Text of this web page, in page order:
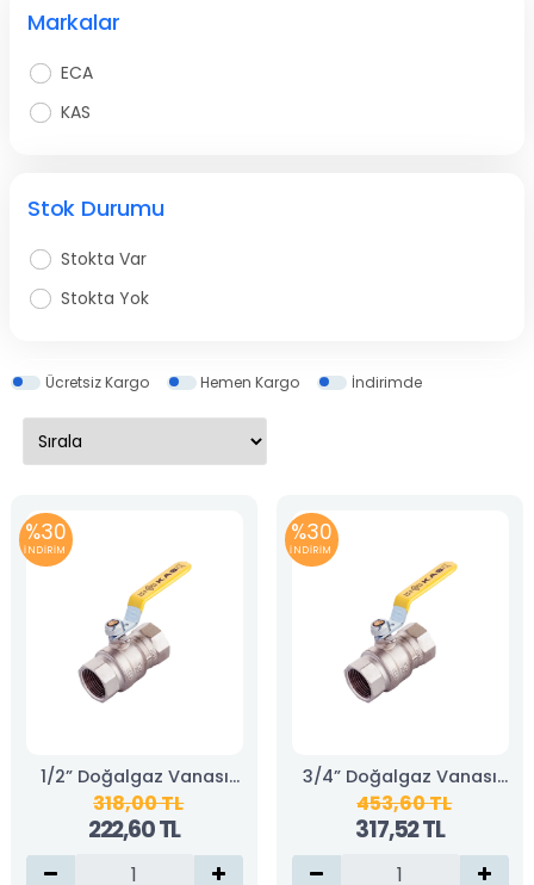
Markalar
ECA
KAS
Stok Durumu
Stokta Var
Stokta Yok
Ücretsiz Kargo Hemen Kargo İndirimde
%30
İNDİRİM
1/2” Doğalgaz Vanası
(KAS)
318,00 TL
222,60 TL
%30
İNDİRİM
3/4” Doğalgaz Vanası
(KAS)
453,60 TL
317,52 TL